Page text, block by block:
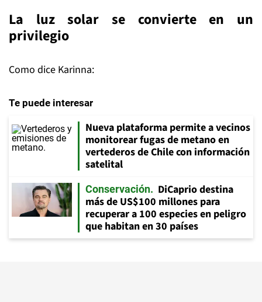
La luz solar se convierte en un
privilegio
Como dice Karinna:
Te puede interesar
Nueva plataforma permite a vecinos
monitorear fugas de metano en
vertederos de Chile con información
satelital
Conservación
DiCaprio destina
más de US$100 millones para
recuperar a 100 especies en peligro
que habitan en 30 países